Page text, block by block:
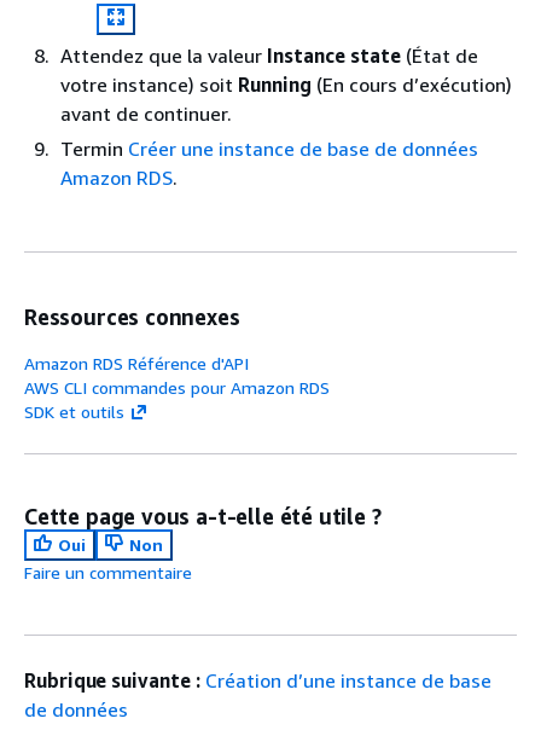
Attendez que la valeur Instance state (État de
votre instance) soit Running (En cours d’exécution)
avant de continuer.
Termin Créer une instance de base de données
Amazon RDS.
Ressources connexes
Amazon RDS Référence d'API
AWS CLI commandes pour Amazon RDS
SDK et outils
Cette page vous a-t-elle été utile ?
Oui
Non
Faire un commentaire
Rubrique suivante : Création d’une instance de base
de données